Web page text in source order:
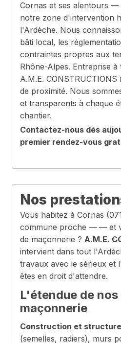
Cornas et ses alentours
notre zone d'intervention
l'Ardèche. Nous
bâti local, les
contraintes propres aux
Rhône-Alpes. Entreprise à
A.M.E.
de proximité. Nous
et transparents à chaque
chantier.
Contactez-nous dès
premier rendez-vous
Nos
Vous habitez à Cornas
commune proche — — et
de maçonnerie ? A.M.E.
intervient dans tout
travaux avec le sérieux et
êtes en droit d'attendre.
L'étendue de
maçonnerie
Construction et
(semelles, radiers), murs